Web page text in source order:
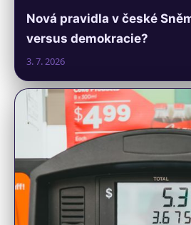
Nová pravidla v české
versus demokracie?
3. 7. 2026